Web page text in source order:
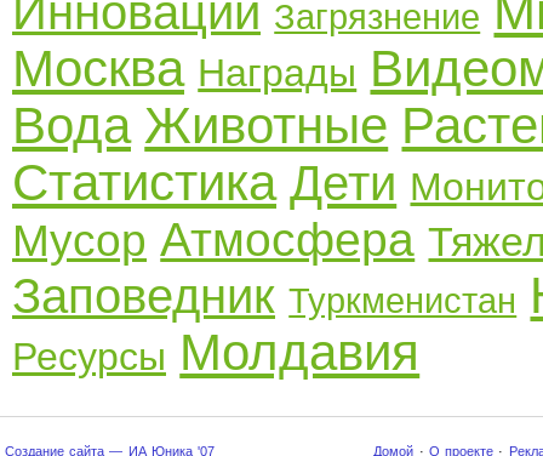
Инновации Загрязнение
Москва Награды
Вода Животные
Статистика Дети
Мусор Атмосфера
Заповедник Туркменистан
Ресурсы Молдавия
Создание сайта — ИА Юника '07 Домой · О проекте ·